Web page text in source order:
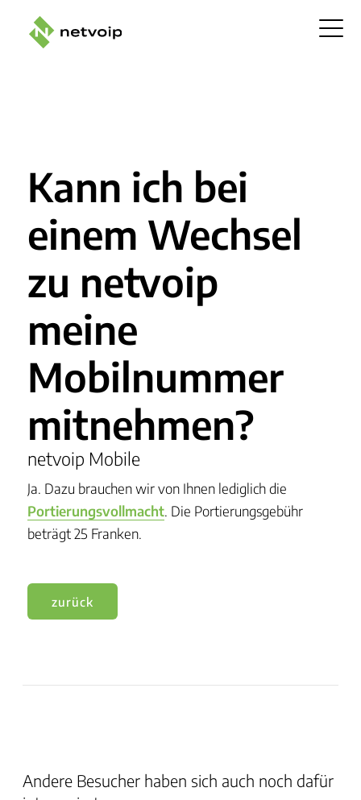
Kann ich bei
einem Wechsel
zu netvoip
meine
Mobilnummer
mitnehmen?
netvoip Mobile
Ja. Dazu brauchen wir von Ihnen lediglich die
Portierungsvollmacht. Die Portierungsgebühr
beträgt 25 Franken.
zurück
Andere Besucher haben sich auch noch dafür